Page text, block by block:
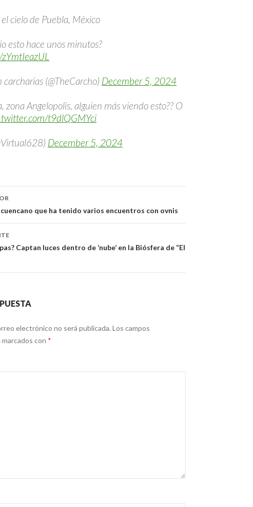
cielo de Puebla, México
esto hace unos minutos?
(@TheCarcho) December 5, 2024
zona Angelopolis, alguien más viendo esto?? O
t9dlQGMYci
December 5, 2024
que ha tenido varios encuentros con ovnis
Captan luces dentro de ‘nube’ en la Biósfera de “El
electrónico no será publicada. Los campos
con *